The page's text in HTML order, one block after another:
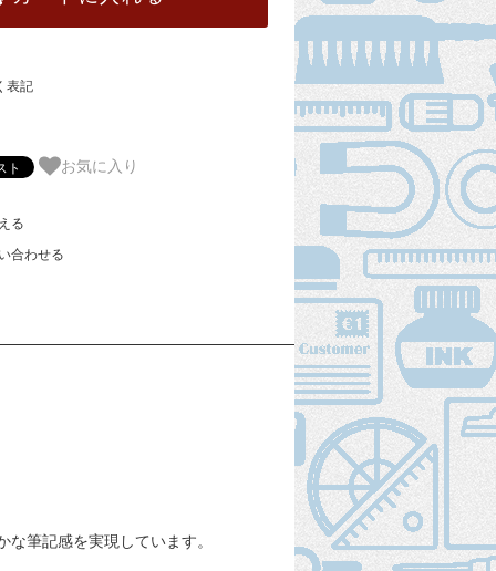
表記
お気に入り
る
合わせる
筆記感を実現しています。